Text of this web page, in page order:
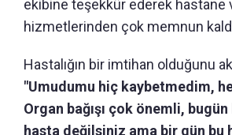
ekibine teşekkür ederek hastane
hizmetlerinden çok memnun
Hastalığın bir imtihan olduğunu
"Umudumu hiç kaybetmedim,
Organ bağışı çok önemli,
hasta değilsiniz ama bir gün bu